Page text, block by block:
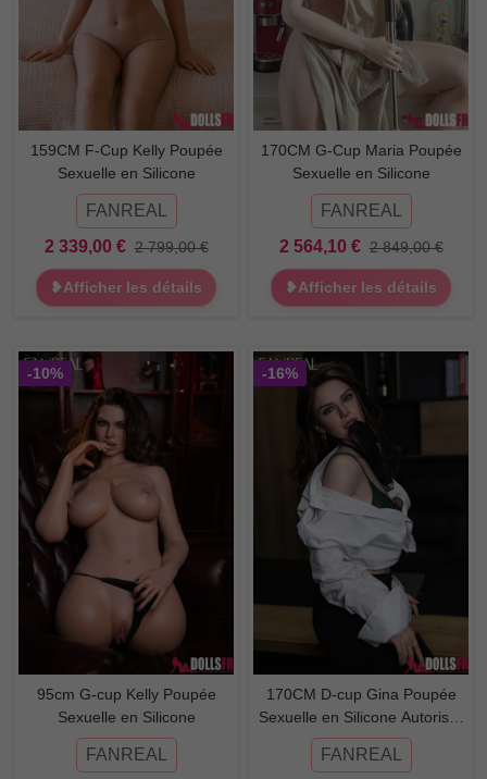
159CM F-Cup Kelly Poupée
Sexuelle en Silicone
FANREAL
2 339,00 € 2 799,00 €
❥Afficher les détails
170CM G-Cup Maria Poupée
Sexuelle en Silicone
FANREAL
2 564,10 € 2 849,00 €
❥Afficher les détails
-10%
95cm G-cup Kelly Poupée
Sexuelle en Silicone
FANREAL
-16%
170CM D-cup Gina Poupée
Sexuelle en Silicone Autoriser
ROS
FANREAL